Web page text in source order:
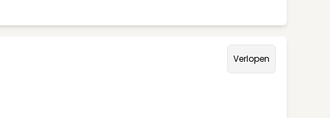
Verlopen